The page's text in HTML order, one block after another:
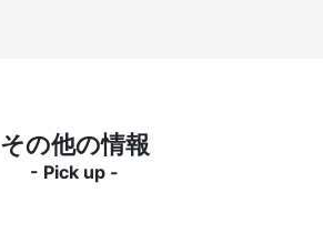
その他の情報
- Pick up -